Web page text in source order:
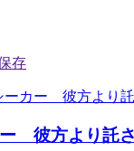
彼方より託